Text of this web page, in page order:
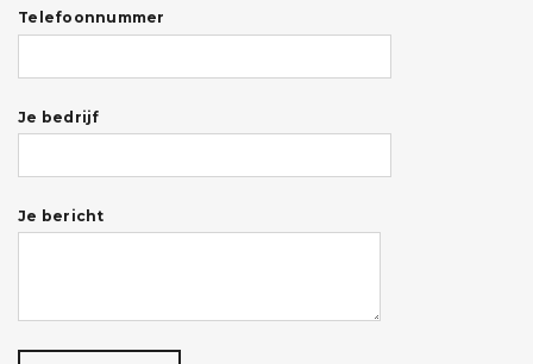
Telefoonnummer
Je bedrijf
Je bericht